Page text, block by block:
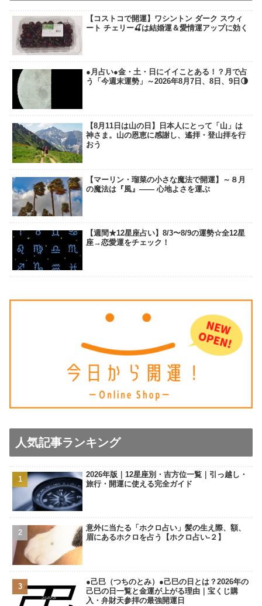
【コストコで開運】ワシントン ダーク スウィ
ート チェリー🍒は結婚運＆愛情運アップに効く
●月占い●金・土・日にイイことある！？月で占
う「今週末運勢」～2026年8月7日、8日、9日🌗
【8月11日は山の日】日本人にとって「山」は
神さま。山の恩恵に感謝し、遙拝・登山拝を行
おう
【マーリン・瑠菜の小さな魔法で開運】～８月
の魔法は『風』―― 心地よさを運ぶ
【週間★12星座占い】8/3〜8/9の運勢☆全12星
座→恋愛運をチェック！
人気記事ランキング
2026年版｜12星座別・吉方位一覧｜引っ越し・
旅行・開運に使える完全ガイド
意外に当たる「ホクロ占い」髪の生え際、額、
眉にあるホクロを占う【ホクロ占い‐２】
●己巳（つちのとみ）●己巳の日とは？2026年の
己巳の日一覧と金運が上がる理由｜宝くじ購
入・弁財天参拝の最強開運日